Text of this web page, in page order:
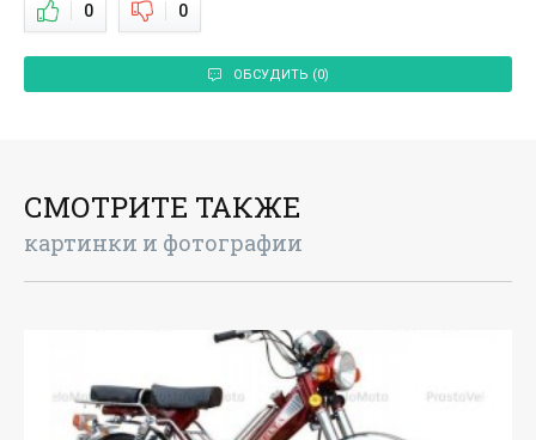
0 0
ОБСУДИТЬ (0)
СМОТРИТЕ ТАКЖЕ
картинки и фотографии